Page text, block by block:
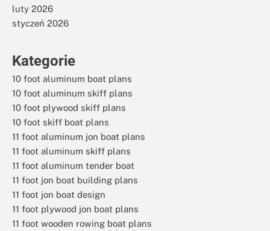
luty 2026
styczeń 2026
Kategorie
10 foot aluminum boat plans
10 foot aluminum skiff plans
10 foot plywood skiff plans
10 foot skiff boat plans
11 foot aluminum jon boat plans
11 foot aluminum skiff plans
11 foot aluminum tender boat
11 foot jon boat building plans
11 foot jon boat design
11 foot plywood jon boat plans
11 foot wooden rowing boat plans